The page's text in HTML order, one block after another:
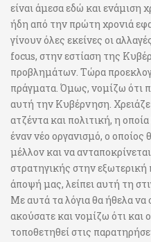
είναι άμεσα εδώ και ενάμιση
ήδη από την πρώτη χρονιά
γίνουν όλες εκείνες οι
focus, στην εστίαση της
προβλημάτων. Τώρα
πράγματα. Όμως, νομίζω ότι
αυτή την Κυβέρνηση.
ατζέντα και πολιτική, η
έναν νέο οργανισμό, ο
μέλλον και να
στρατηγικής στην εξωτερική
άποψή μας, λείπει αυτή τη
Με αυτά τα λόγια θα ήθελα
ακούσατε και νομίζω ότι και
τοποθετηθεί στις